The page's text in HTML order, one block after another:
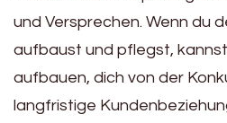
und Versprechen. Wenn du
aufbaust und pflegst,
aufbauen, dich von der
langfristige